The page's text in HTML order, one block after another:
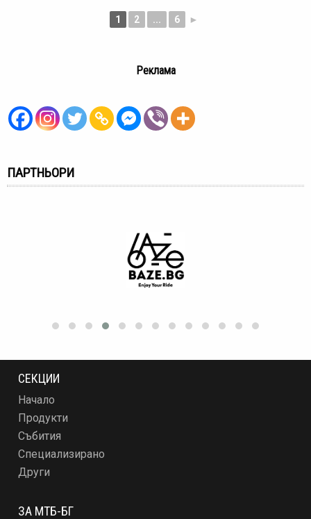
1 2 ... 6 ►
Реклама
ПАРТНЬОРИ
СЕКЦИИ
Начало
Продукти
Събития
Специализирано
Други
ЗА МТБ-БГ